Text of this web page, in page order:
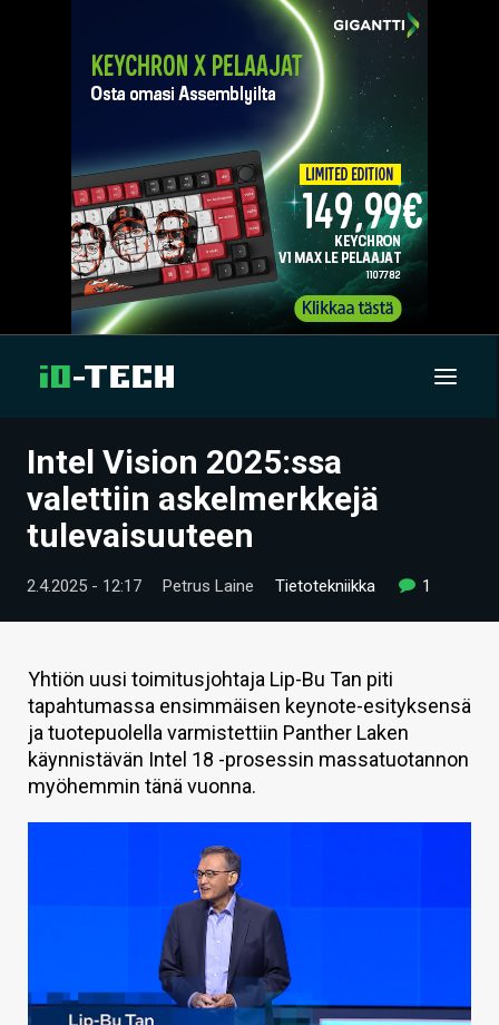
UUTISET
ARTIKKELIT
VIDEOT
TECHBBS
TIETOA
HINTA.FI
KAUPPA
Intel Vision 2025:ssa
valettiin askelmerkkejä
tulevaisuuteen
2.4.2025 - 12:17 Petrus Laine Tietotekniikka 1
Yhtiön uusi toimitusjohtaja Lip-Bu Tan piti
tapahtumassa ensimmäisen keynote-esityksensä
ja tuotepuolella varmistettiin Panther Laken
käynnistävän Intel 18 -prosessin massatuotannon
myöhemmin tänä vuonna.